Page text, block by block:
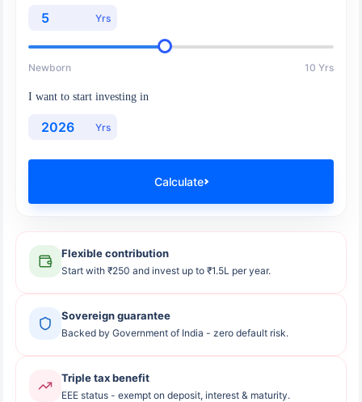
Yrs
Newborn 10 Yrs
I want to start investing in
Yrs
Calculate
Flexible contribution
Start with ₹250 and invest up to ₹1.5L per year.
Sovereign guarantee
Backed by Government of India - zero default risk.
Triple tax benefit
EEE status - exempt on deposit, interest & maturity.